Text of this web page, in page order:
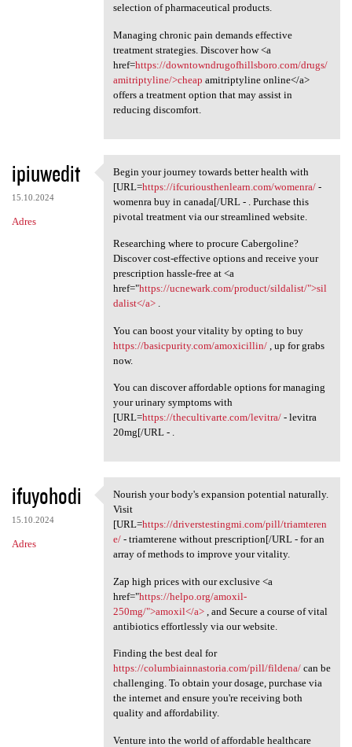
selection of pharmaceutical products.
Managing chronic pain demands effective
treatment strategies. Discover how <a
href=https://downtowndrugofhillsboro.com/drugs/
amitriptyline/>cheap amitriptyline online</a>
offers a treatment option that may assist in
reducing discomfort.
ipiuwedit
15.10.2024
Adres
Begin your journey towards
Begin your journey towards better health with
[URL=https://ifcuriousthenlearn.com/womenra/-
womenra buy in canada[/URL - . Purchase this
pivotal treatment via our streamlined website.
Researching where to procure Cabergoline?
Discover cost-effective options and receive your
prescription hassle-free at <a
href="https://ucnewark.com/product/sildalist/">sil
dalist</a>.
You can boost your vitality by opting to buy
https://basicpurity.com/amoxicillin/, up for grabs
now.
You can discover affordable options for managing
your urinary symptoms with
[URL=https://thecultivarte.com/levitra/- levitra
20mg[/URL - .
ifuyohodi
15.10.2024
Adres
Nourish your body's expansion
Nourish your body's expansion potential naturally.
Visit
[URL=https://driverstestingmi.com/pill/triamteren
e/- triamterene without prescription[/URL - for an
array of methods to improve your vitality.
Zap high prices with our exclusive <a
href="https://helpo.org/amoxil-
250mg/">amoxil</a>, and Secure a course of vital
antibiotics effortlessly via our website.
Finding the best deal for
https://columbiainnastoria.com/pill/fildena/can be
challenging. To obtain your dosage, purchase via
the internet and ensure you're receiving both
quality and affordability.
Venture into the world of affordable healthcare